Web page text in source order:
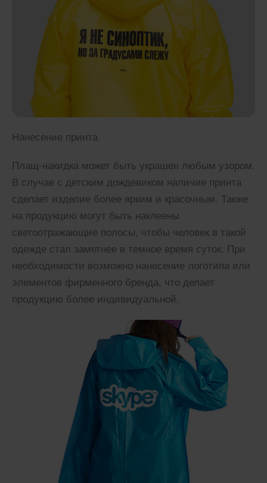
Нанесение принта
Плащ-накидка может быть украшен любым узором.
В случае с детским дождевиком наличие принта
сделает изделие более ярким и красочным. Также
на продукцию могут быть наклеены
светоотражающие полосы, чтобы человек в такой
одежде стал заметнее в темное время суток. При
необходимости возможно нанесение логотипа или
элементов фирменного бренда, что делает
продукцию более индивидуальной.